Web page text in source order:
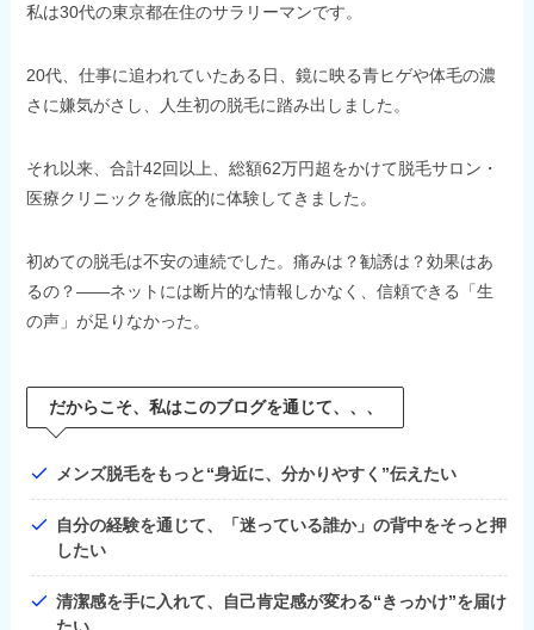
私は30代の東京都在住のサラリーマンです。
20代、仕事に追われていたある日、鏡に映る青ヒゲや体毛の濃
さに嫌気がさし、人生初の脱毛に踏み出しました。
それ以来、合計42回以上、総額62万円超をかけて脱毛サロン・
医療クリニックを徹底的に体験してきました。
初めての脱毛は不安の連続でした。痛みは？勧誘は？効果はあ
るの？――ネットには断片的な情報しかなく、信頼できる「生
の声」が足りなかった。
だからこそ、私はこのブログを通じて、、、
メンズ脱毛をもっと“身近に、分かりやすく”伝えたい
自分の経験を通じて、「迷っている誰か」の背中をそっと押
したい
清潔感を手に入れて、自己肯定感が変わる“きっかけ”を届け
たい